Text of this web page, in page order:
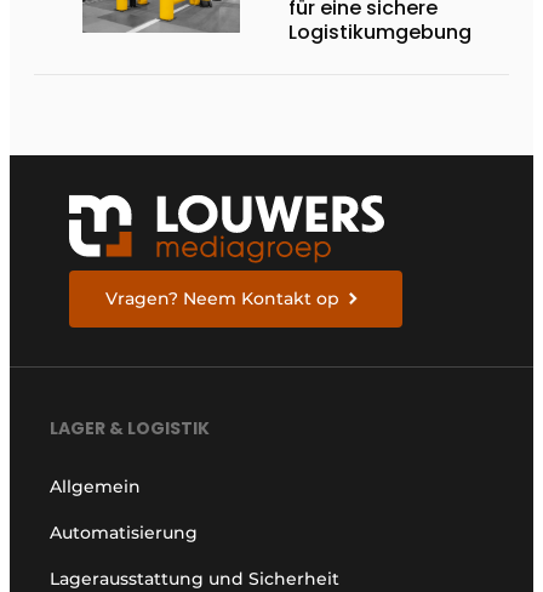
für eine sichere
Logistikumgebung
Vragen? Neem Kontakt op
LAGER & LOGISTIK
Allgemein
Automatisierung
Lagerausstattung und Sicherheit